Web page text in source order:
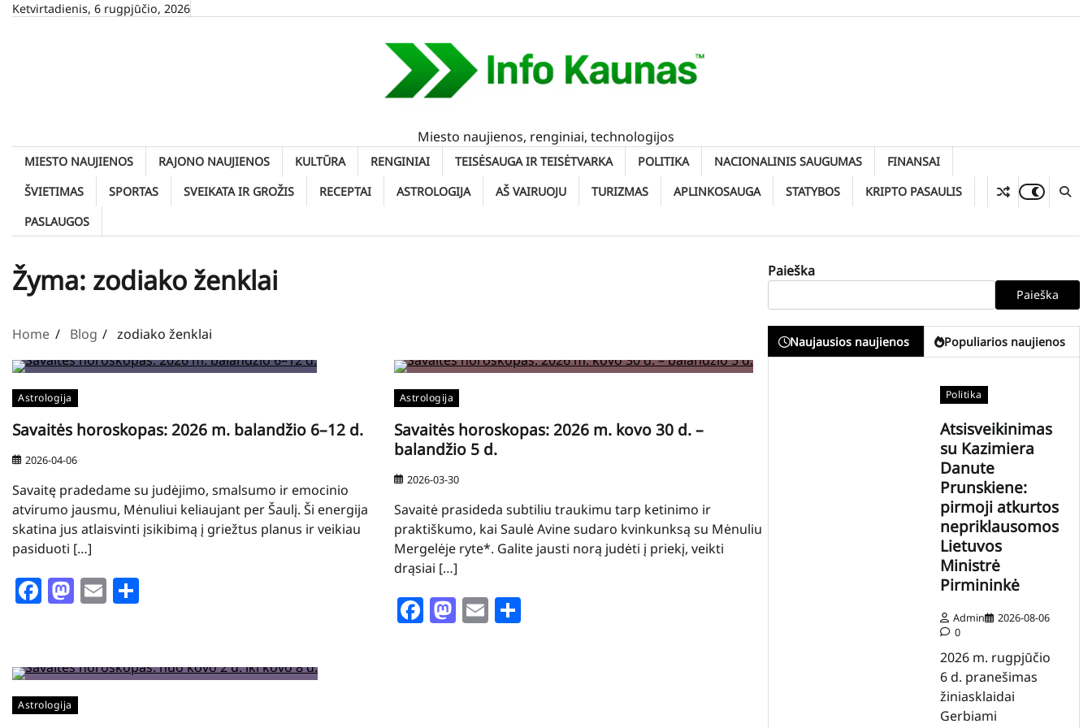
SkipKetvirtadienis, 6 rugpjūčio, 2026
Miesto naujienos, renginiai, technologijos
MIESTO NAUJIENOS RAJONO NAUJIENOS KULTŪRA RENGINIAI TEISĖSAUGA IR TEISĖTVARKA POLITIKA NACIONALINIS SAUGUMAS
FINANSAI
ŠVIETIMAS
SPORTAS SVEIKATA IR GROŽIS RECEPTAI ASTROLOGIJA AŠ VAIRUOJU TURIZMAS APLINKOSAUGA STATYBOS
KRIPTO PASAULIS
PASLAUGOS
Žyma: zodiako ženklai
Home Blog zodiako ženklai
Astrologija
Savaitės horoskopas: 2026 m. balandžio 6–12 d.
2026-04-06
Savaitę pradedame su judėjimo, smalsumo ir emocinio
atvirumo jausmu, Mėnuliui keliaujant per Šaulį. Ši energija
skatina jus atlaisvinti įsikibimą į griežtus planus ir veikiau
pasiduoti […]
Facebook
Mastodon
Email
Astrologija
Savaitės horoskopas: 2026 m. kovo 30 d. –
balandžio 5 d.
2026-03-30
Savaitė prasideda subtiliu traukimu tarp ketinimo ir
praktiškumo, kai Saulė Avine sudaro kvinkunksą su Mėnuliu
Mergelėje ryte*. Galite jausti norą judėti į priekį, veikti
drąsiai […]
Facebook
Mastodon
EmailShare
Astrologija
Paieška
Paieška
Naujausios naujienos Populiarios naujienos
Politika
Atsisveikinimas
su Kazimiera
Danute
Prunskiene:
pirmoji atkurtos
nepriklausomos
Lietuvos
Ministrė
Pirmininkė
Admin
2026-08-06
0
2026 m. rugpjūčio
6 d. pranešimas
žiniasklaidai
Gerbiami